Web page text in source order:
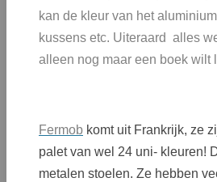
kan de kleur van het
kussens etc. Uiteraard alles
alleen nog maar een boek wilt
Fermob komt uit Frankrijk, ze
palet van wel 24 uni- kleuren!
metalen stoelen. Ze hebben